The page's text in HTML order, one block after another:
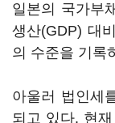
일본의 국가부
생산(GDP) 대
의 수준을 기록
아울러 법인세
되고 있다. 현